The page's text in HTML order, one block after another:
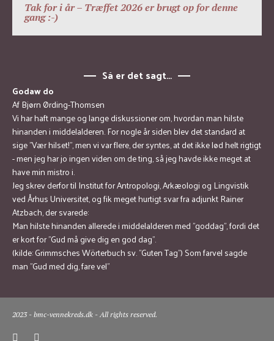
Tak for i år – Træffet 2026 er brugt op for denne
gang :-)
Så er det sagt…
Godaw do
Af Bjørn Ørding-Thomsen
Vi har haft mange og lange diskussioner om, hvordan man hilste
hinanden i middelalderen. For nogle år siden blev det standard at
sige ”Vær hilset!”, men vi var flere, der syntes, at det ikke lød helt rigtigt
- men jeg har jo ingen viden om de ting, så jeg havde ikke meget at
have min mistro i.
Jeg skrev derfor til Institut for Antropologi, Arkæologi og Lingvistik
ved Århus Universitet, og fik meget hurtigt svar fra adjunkt Rainer
Atzbach, der svarede:
Man hilste hinanden allerede i middelalderen med "goddag", fordi det
er kort for "Gud må give dig en god dag".
(kilde: Grimmsches Wörterbuch sv. "Guten Tag") Som farvel sagde
man "Gud med dig, fare vel"
2023 - bmc-vennekreds.dk - All rights reserved.